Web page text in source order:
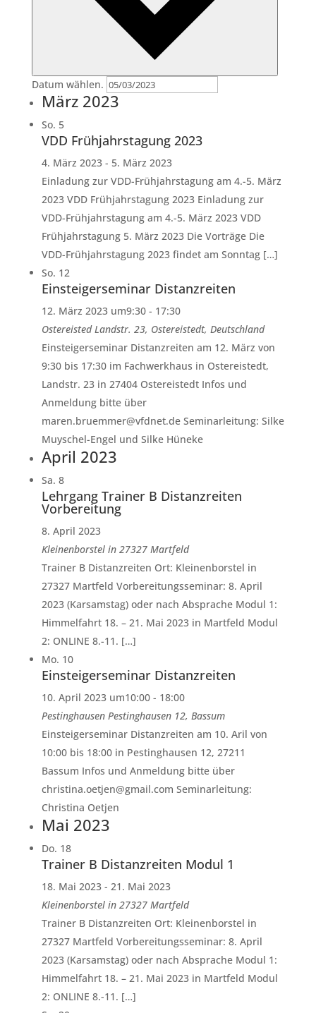
Datum wählen.
März 2023
So. 5
VDD Frühjahrstagung 2023
4. März 2023- 5. März 2023
Einladung zur VDD-Frühjahrstagung am 4.-5. März
2023 VDD Frühjahrstagung 2023 Einladung zur
VDD-Frühjahrstagung am 4.-5. März 2023 VDD
Frühjahrstagung 5. März 2023 Die Vorträge Die
VDD-Frühjahrstagung 2023 findet am Sonntag […]
So. 12
Einsteigerseminar Distanzreiten
12. März 2023 um9:30- 17:30
OstereistedLandstr. 23, Ostereistedt, Deutschland
Einsteigerseminar Distanzreiten am 12. März von
9:30 bis 17:30 im Fachwerkhaus in Ostereistedt,
Landstr. 23 in 27404 Ostereistedt Infos und
Anmeldung bitte über
maren.bruemmer@vfdnet.de Seminarleitung: Silke
Muyschel-Engel und Silke Hüneke
April 2023
Sa. 8
Lehrgang Trainer B Distanzreiten
Vorbereitung
8. April 2023
Kleinenborstel in 27327 Martfeld
Trainer B Distanzreiten Ort: Kleinenborstel in
27327 Martfeld Vorbereitungsseminar: 8. April
2023 (Karsamstag) oder nach Absprache Modul 1:
Himmelfahrt 18. – 21. Mai 2023 in Martfeld Modul
2: ONLINE 8.-11. […]
Mo. 10
Einsteigerseminar Distanzreiten
10. April 2023 um10:00- 18:00
Pestinghausen Pestinghausen 12, Bassum
Einsteigerseminar Distanzreiten am 10. Aril von
10:00 bis 18:00 in Pestinghausen 12, 27211
Bassum Infos und Anmeldung bitte über
christina.oetjen@gmail.com Seminarleitung:
Christina Oetjen
Mai 2023
Do. 18
Trainer B Distanzreiten Modul 1
18. Mai 2023- 21. Mai 2023
Kleinenborstel in 27327 Martfeld
Trainer B Distanzreiten Ort: Kleinenborstel in
27327 Martfeld Vorbereitungsseminar: 8. April
2023 (Karsamstag) oder nach Absprache Modul 1:
Himmelfahrt 18. – 21. Mai 2023 in Martfeld Modul
2: ONLINE 8.-11. […]